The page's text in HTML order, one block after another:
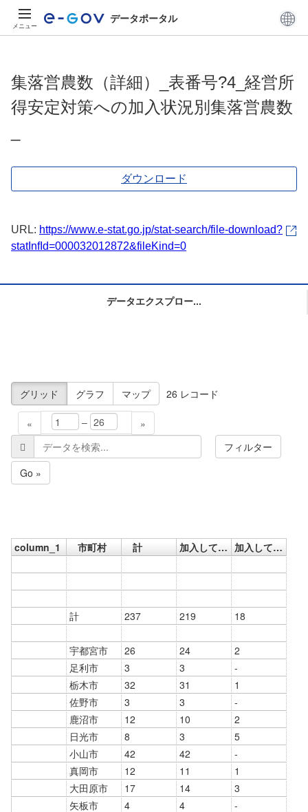
メニュー
データポータル
集落営農数（詳細）_表番号?4_経営所
得安定対策への加入状況別集落営農数
ダウンロード
URL: https://www.e-stat.go.jp/stat-search/file-download?
statInfId=000032012872&fileKind=0
データエクスプロー...